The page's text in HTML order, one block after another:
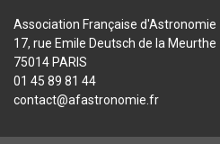
Association Française d'Astronomie
17, rue Emile Deutsch de la Meurthe
75014 PARIS
01 45 89 81 44
contact@afastronomie.fr